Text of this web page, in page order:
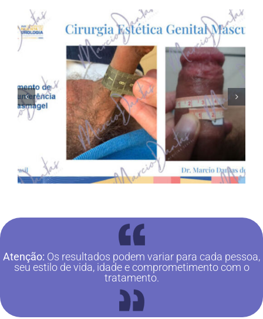
Atenção: Os resultados podem variar para cada pessoa,
seu estilo de vida, idade e comprometimento com o
tratamento.